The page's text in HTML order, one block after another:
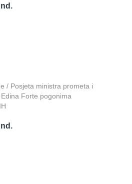
/ Posjeta ministra prometa i
Forte pogonima